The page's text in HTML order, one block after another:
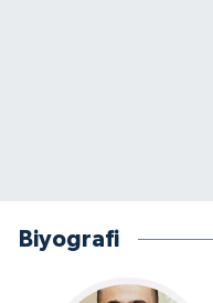
Biyografi